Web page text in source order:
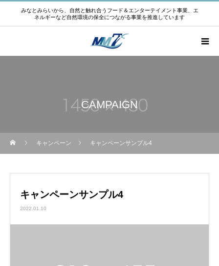
みなとみらいから、自然と触れ合うフード＆エンターテイメント事業、エ
ネルギーなど自然環境の保全につながる事業を推進しています
CAMPAIGN
キャンペーン キャンペーンサンプル4
キャンペーンサンプル4
2022.01.10